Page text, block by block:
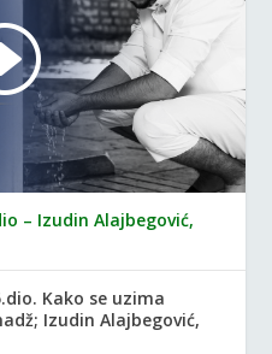
– Izudin Alajbegović,
Kako se uzima
Izudin Alajbegović,